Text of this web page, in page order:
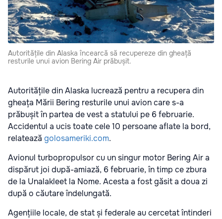
Autoritățile din Alaska încearcă să recupereze din gheață
resturile unui avion Bering Air prăbușit.
Autoritățile din Alaska lucrează pentru a recupera din
gheața Mării Bering resturile unui avion care s-a
prăbușit în partea de vest a statului pe 6 februarie.
Accidentul a ucis toate cele 10 persoane aflate la bord,
relatează golosameriki.com.
Avionul turbopropulsor cu un singur motor Bering Air a
dispărut joi după-amiază, 6 februarie, în timp ce zbura
de la Unalakleet la Nome. Acesta a fost găsit a doua zi
după o căutare îndelungată.
Agențiile locale, de stat și federale au cercetat întinderi